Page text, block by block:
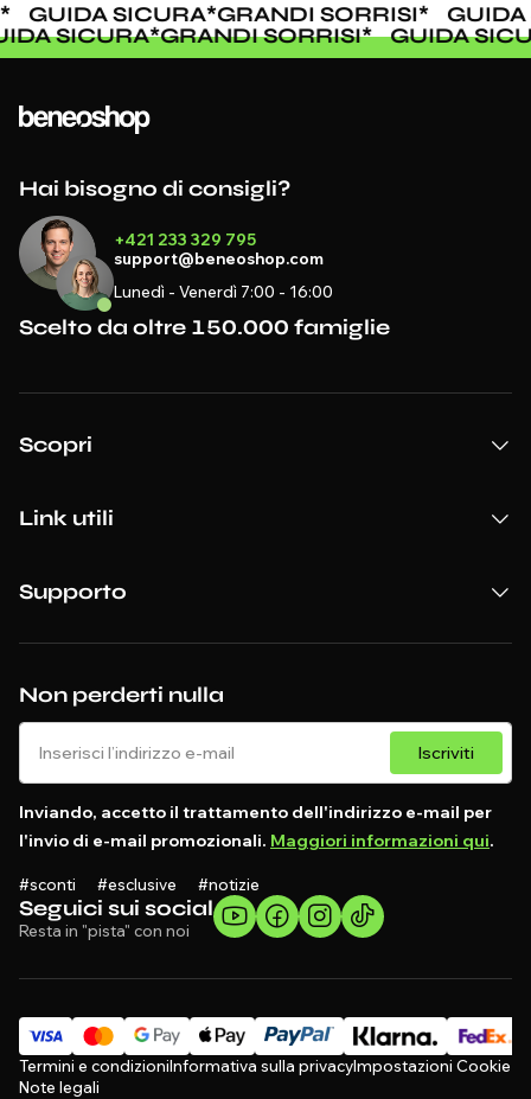
GUIDA SICURA*GRANDI SORRISI*
GUIDA
SICURA*GRANDI SORRISI* GUIDA
Seguici sui social
Resta in "pista" con noi
Non perderti nulla
Iscriviti
Inviando, accetto il trattamento dell'indirizzo e-mail per
l'invio di e-mail promozionali. Maggiori informazioni qui.
#sconti #esclusive #notizie
Hai bisogno di consigli?
+421 233 329 795
support@beneoshop.com
Lunedì - Venerdì 7:00 - 16:00
Scelto da oltre 150.000 famiglie
Scopri
Link utili
Supporto
Termini e condizioniInformativa sulla privacyImpostazioni Cookie
Note legali